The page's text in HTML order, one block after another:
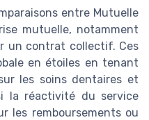
entre Mutuelle
mutuelle, notamment
un contrat collectif. Ces
en étoiles en tenant
les soins dentaires et
la réactivité du service
les remboursements ou